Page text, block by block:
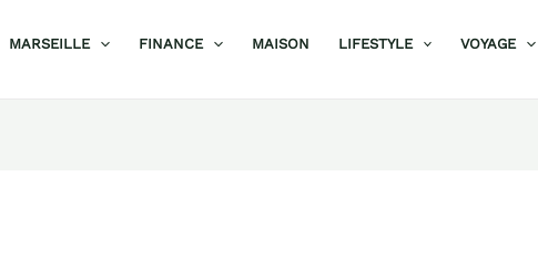
MARSEILLE FINANCE MAISON LIFESTYLE VOYAGE